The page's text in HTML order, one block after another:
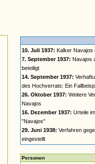
10. Juli 1937: Kalker Navajos
7. September 1937: Navajos
beteiligt
14. September 1937:
des Hochverrats: Ein
26. Oktober 1937: Weitere
Navajos
16. Dezember 1937: Urteile
"Navajos"
29. Juni 1938: Verfahren
eingestellt
Personen